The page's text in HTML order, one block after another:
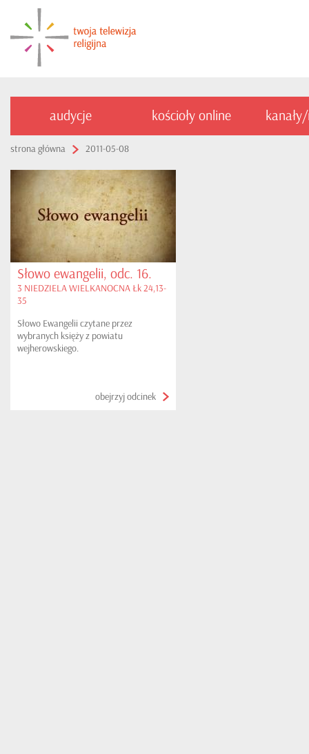
audycje kościoły online
strona główna 2011-05-08
Słowo ewangelii, odc. 16.
3 NIEDZIELA WIELKANOCNA Łk 24,13-
35
Słowo Ewangelii czytane przez
wybranych księży z powiatu
wejherowskiego.
obejrzyj odcinek